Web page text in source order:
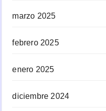
marzo 2025
febrero 2025
enero 2025
diciembre 2024